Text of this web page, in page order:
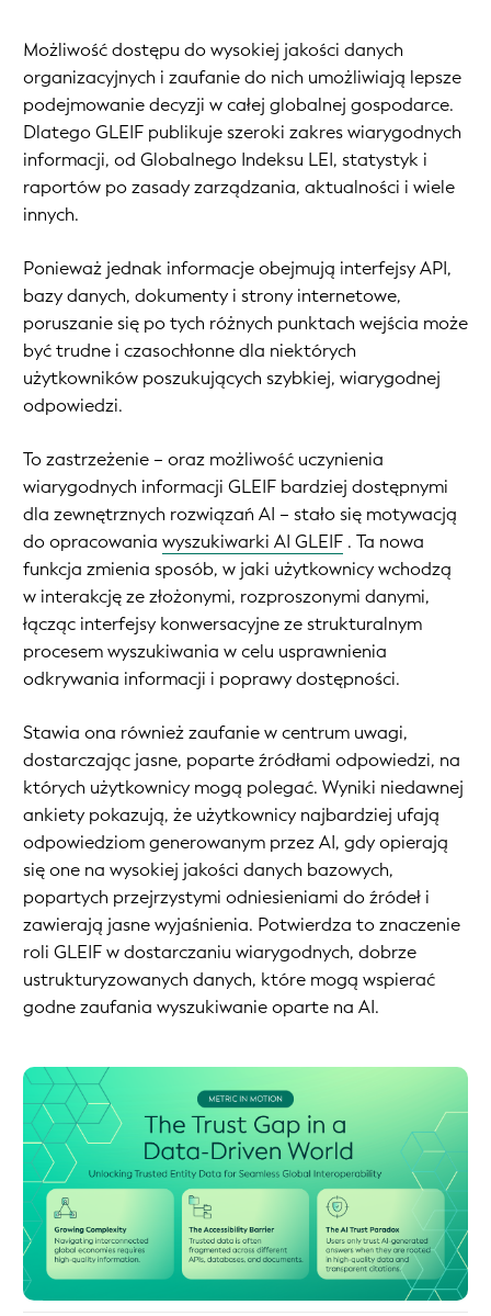
Możliwość dostępu do wysokiej jakości danych
organizacyjnych i zaufanie do nich umożliwiają lepsze
podejmowanie decyzji w całej globalnej gospodarce.
Dlatego GLEIF publikuje szeroki zakres wiarygodnych
informacji, od Globalnego Indeksu LEI, statystyk i
raportów po zasady zarządzania, aktualności i wiele
innych.
Ponieważ jednak informacje obejmują interfejsy API,
bazy danych, dokumenty i strony internetowe,
poruszanie się po tych różnych punktach wejścia może
być trudne i czasochłonne dla niektórych
użytkowników poszukujących szybkiej, wiarygodnej
odpowiedzi.
To zastrzeżenie – oraz możliwość uczynienia
wiarygodnych informacji GLEIF bardziej dostępnymi
dla zewnętrznych rozwiązań AI – stało się motywacją
do opracowania wyszukiwarki AI GLEIF . Ta nowa
funkcja zmienia sposób, w jaki użytkownicy wchodzą
w interakcję ze złożonymi, rozproszonymi danymi,
łącząc interfejsy konwersacyjne ze strukturalnym
procesem wyszukiwania w celu usprawnienia
odkrywania informacji i poprawy dostępności.
Stawia ona również zaufanie w centrum uwagi,
dostarczając jasne, poparte źródłami odpowiedzi, na
których użytkownicy mogą polegać. Wyniki niedawnej
ankiety pokazują, że użytkownicy najbardziej ufają
odpowiedziom generowanym przez AI, gdy opierają
się one na wysokiej jakości danych bazowych,
popartych przejrzystymi odniesieniami do źródeł i
zawierają jasne wyjaśnienia. Potwierdza to znaczenie
roli GLEIF w dostarczaniu wiarygodnych, dobrze
ustrukturyzowanych danych, które mogą wspierać
godne zaufania wyszukiwanie oparte na AI.